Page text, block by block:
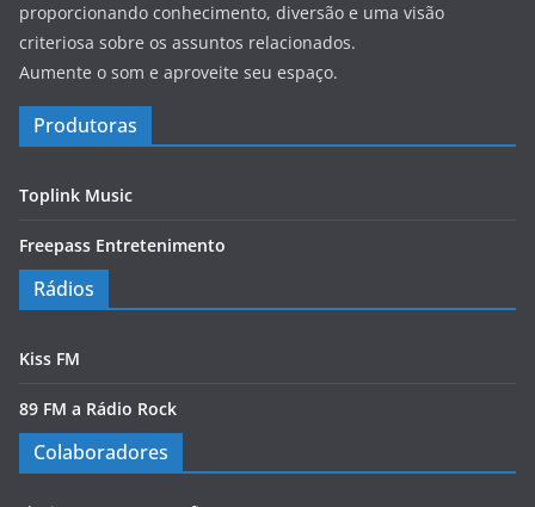
proporcionando conhecimento, diversão e uma visão
criteriosa sobre os assuntos relacionados.
Aumente o som e aproveite seu espaço.
Produtoras
Toplink Music
Freepass Entretenimento
Rádios
Kiss FM
89 FM a Rádio Rock
Colaboradores